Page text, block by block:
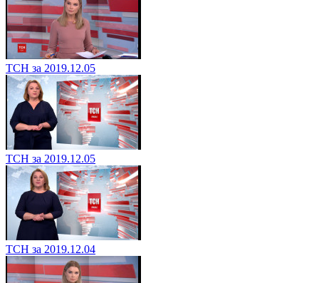
ТСН за 2019.12.05
ТСН за 2019.12.05
ТСН за 2019.12.04